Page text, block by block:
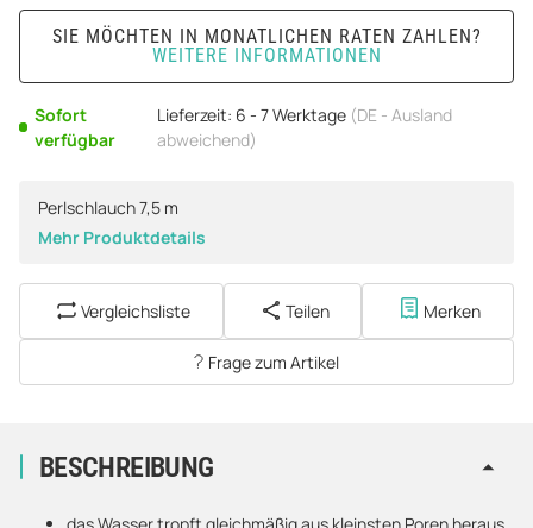
SIE MÖCHTEN IN MONATLICHEN RATEN ZAHLEN?
WEITERE INFORMATIONEN
Sofort
verfügbar
Lieferzeit: 6 - 7 Werktage (DE - Ausland
abweichend)
Perlschlauch 7,5 m
Mehr Produktdetails
Vergleichsliste Teilen Merken
Frage zum Artikel
BESCHREIBUNG